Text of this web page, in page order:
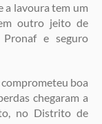
a lavoura tem um
outro jeito de
e seguro
boa
chegaram a
no Distrito de